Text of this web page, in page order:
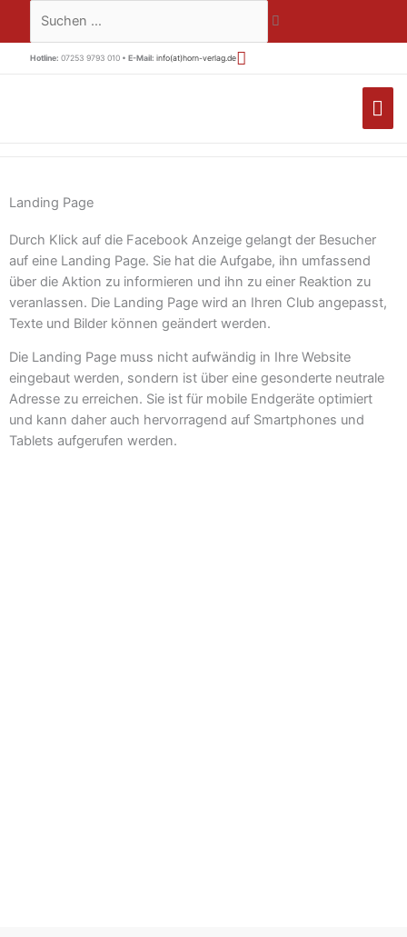
springen
Suchen …
Hotline: 07253 9793 010 • E-Mail: info(at)horn-verlag.de
Landing Page
Durch Klick auf die Facebook Anzeige gelangt der Besucher
auf eine Landing Page. Sie hat die Aufgabe, ihn umfassend
über die Aktion zu informieren und ihn zu einer Reaktion zu
veranlassen. Die Landing Page wird an Ihren Club angepasst,
Texte und Bilder können geändert werden.
Die Landing Page muss nicht aufwändig in Ihre Website
eingebaut werden, sondern ist über eine gesonderte neutrale
Adresse zu erreichen. Sie ist für mobile Endgeräte optimiert
und kann daher auch hervorragend auf Smartphones und
Tablets aufgerufen werden.